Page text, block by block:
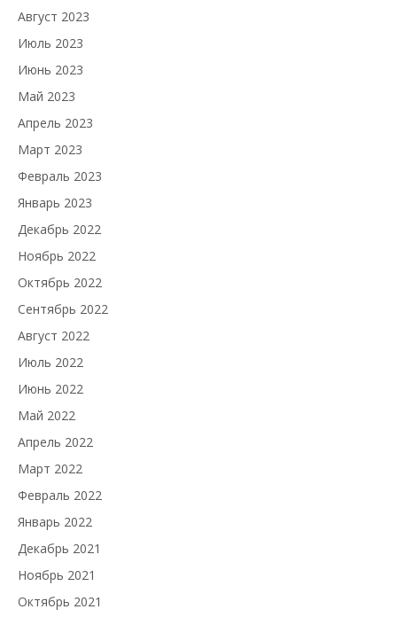
Август 2023
Июль 2023
Июнь 2023
Май 2023
Апрель 2023
Март 2023
Февраль 2023
Январь 2023
Декабрь 2022
Ноябрь 2022
Октябрь 2022
Сентябрь 2022
Август 2022
Июль 2022
Июнь 2022
Май 2022
Апрель 2022
Март 2022
Февраль 2022
Январь 2022
Декабрь 2021
Ноябрь 2021
Октябрь 2021